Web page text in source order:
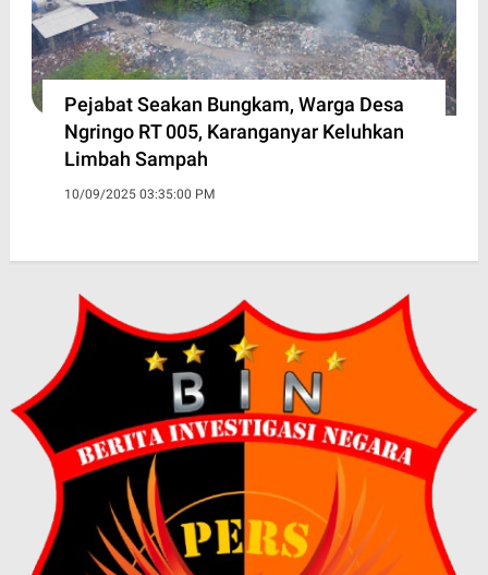
Pejabat Seakan Bungkam, Warga Desa
Ngringo RT 005, Karanganyar Keluhkan
Limbah Sampah
10/09/2025 03:35:00 PM